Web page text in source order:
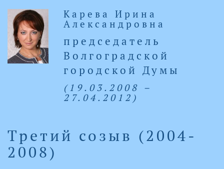
Карева Ирина
Александровна
председатель
Волгоградской
городской Думы
(19.03.2008 –
27.04.2012)
Третий созыв (2004-
2008)